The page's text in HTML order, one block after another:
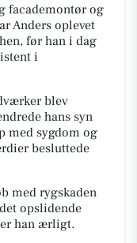
facademontør og
Anders oplevet
før han i dag
i
blev
hans syn
med sygdom og
besluttede
med rygskaden
opslidende
han ærligt.